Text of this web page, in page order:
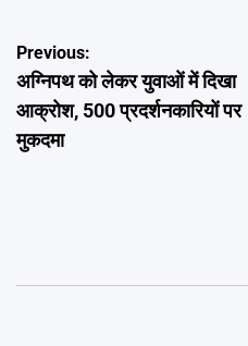
Post
navigation
Previous:
अग्निपथ को लेकर युवाओं में दिखा
आक्रोश, 500 प्रदर्शनकारियों पर
मुकदमा